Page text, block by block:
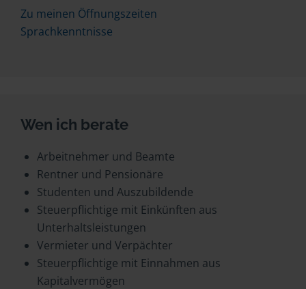
Zu meinen Öffnungszeiten
Sprachkenntnisse
Wen ich berate
Arbeitnehmer und Beamte
Rentner und Pensionäre
Studenten und Auszubildende
Steuerpflichtige mit Einkünften aus
Unterhaltsleistungen
Vermieter und Verpächter
Steuerpflichtige mit Einnahmen aus
Kapitalvermögen